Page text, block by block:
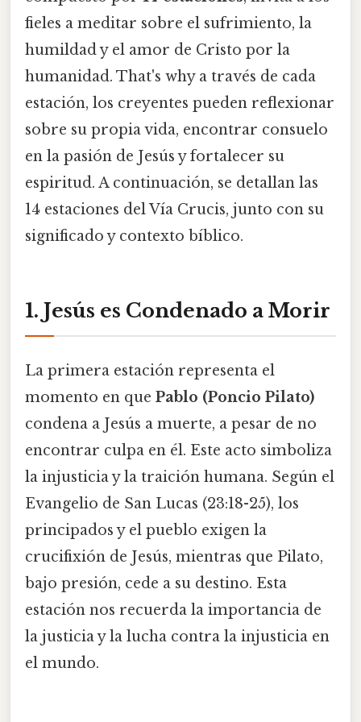
fieles a meditar sobre el sufrimiento, la
humildad y el amor de Cristo por la
humanidad. That's why a través de cada
estación, los creyentes pueden reflexionar
sobre su propia vida, encontrar consuelo
en la pasión de Jesús y fortalecer su
espiritud. A continuación, se detallan las
14 estaciones del Vía Crucis, junto con su
significado y contexto bíblico.
1. Jesús es Condenado a Morir
La primera estación representa el
momento en que Pablo (Poncio Pilato)
condena a Jesús a muerte, a pesar de no
encontrar culpa en él. Este acto simboliza
la injusticia y la traición humana. Según el
Evangelio de San Lucas (23:18-25), los
principados y el pueblo exigen la
crucifixión de Jesús, mientras que Pilato,
bajo presión, cede a su destino. Esta
estación nos recuerda la importancia de
la justicia y la lucha contra la injusticia en
el mundo.